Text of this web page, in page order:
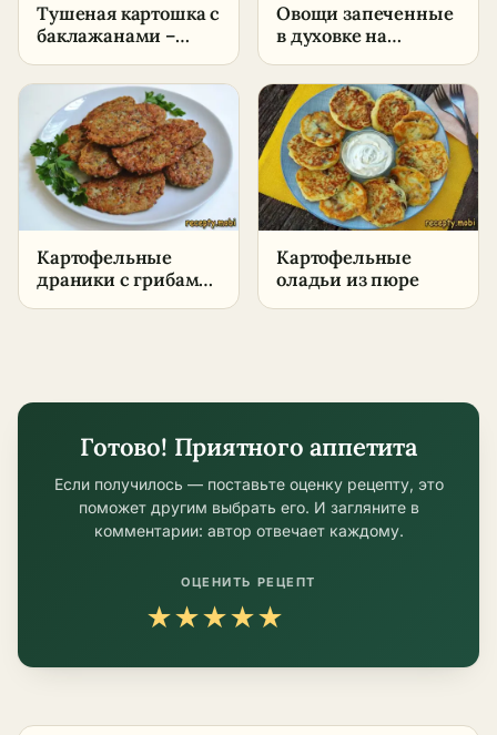
Тушеная картошка с
баклажанами –
Овощи запеченные
в духовке на
пошаговый рецепт
Картофельные
драники с грибами
Картофельные
оладьи из пюре
Готово! Приятного аппетита
Если получилось — поставьте оценку рецепту, это
поможет другим выбрать его. И загляните в
комментарии: автор отвечает каждому.
ОЦЕНИТЬ РЕЦЕПТ
★★★★★